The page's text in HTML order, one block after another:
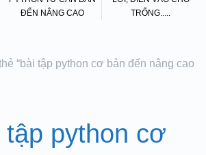
ĐẾN NÂNG CAO
TRỐNG.....
“bài tập python cơ bản đến nâng cao
tập python cơ